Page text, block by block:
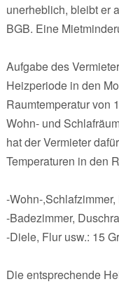
unerheblich, bleibt er
BGB. Eine
Aufgabe des
Heizperiode in den
Raumtemperatur von
Wohn- und
hat der Vermieter
Temperaturen in den
-Wohn-
-Badezimmer,
-Diele, Flur usw.: 15
Die entsprechende